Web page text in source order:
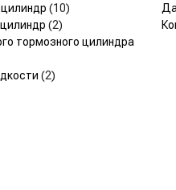
(10)
(2)
тормозного цилиндра
(2)